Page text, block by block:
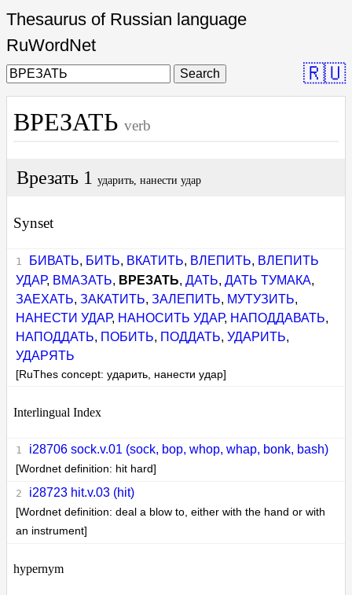
Thesaurus of Russian language
RuWordNet
Search 🇷🇺
ВРЕЗАТЬ verb
Врезать 1 ударить, нанести удар
Synset
БИВАТЬ, БИТЬ, ВКАТИТЬ, ВЛЕПИТЬ, ВЛЕПИТЬ
УДАР, ВМАЗАТЬ, ВРЕЗАТЬ,ДАТЬ,ДАТЬ ТУМАКА,
ЗАЕХАТЬ,ЗАКАТИТЬ,ЗАЛЕПИТЬ, МУТУЗИТЬ,
НАНЕСТИ УДАР, НАНОСИТЬ УДАР, НАПОДДАВАТЬ,
НАПОДДАТЬ, ПОБИТЬ, ПОДДАТЬ,УДАРИТЬ,
УДАРЯТЬ
[RuThes concept: ударить, нанести удар]
Interlingual Index
i28706 sock.v.01 (sock, bop, whop, whap, bonk, bash)
[Wordnet definition: hit hard]
i28723 hit.v.03 (hit)
[Wordnet definition: deal a blow to, either with the hand or with
an instrument]
hypernym